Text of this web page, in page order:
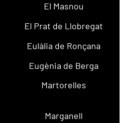
El Masnou
El Prat de Llobregat
Eulàlia de Ronçana
Eugènia de Berga
Martorelles
Marganell